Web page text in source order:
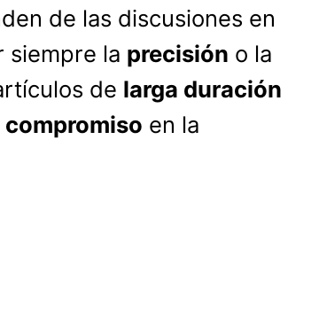
de las discusiones en
siempre la precisión o la
de larga duración
compromiso en la